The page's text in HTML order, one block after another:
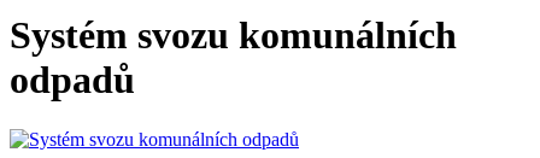
Systém svozu komunálních
odpadů